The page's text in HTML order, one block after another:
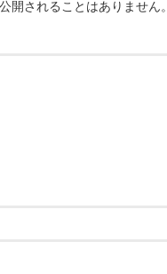
開されることはありません。